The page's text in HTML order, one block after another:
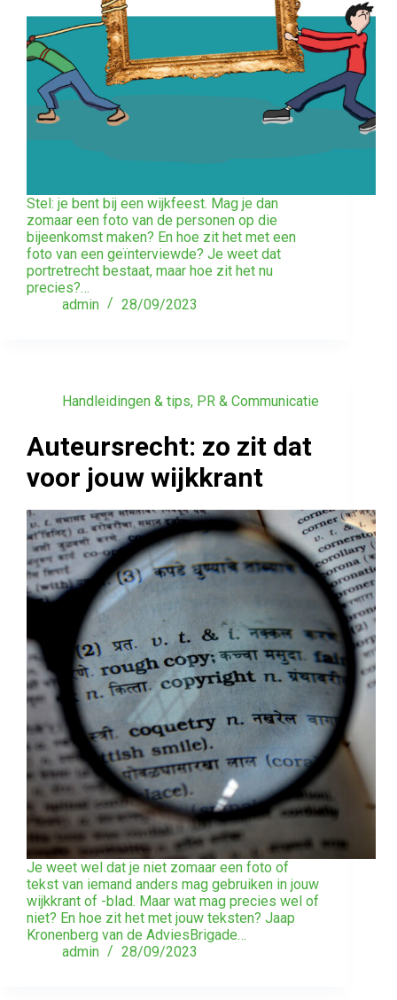
Stel: je bent bij een wijkfeest. Mag je dan
zomaar een foto van de personen op die
bijeenkomst maken? En hoe zit het met een
foto van een geïnterviewde? Je weet dat
portretrecht bestaat, maar hoe zit het nu
precies?…
admin
28/09/2023
Handleidingen & tips, PR & Communicatie
Auteursrecht: zo zit dat
voor jouw wijkkrant
Je weet wel dat je niet zomaar een foto of
tekst van iemand anders mag gebruiken in jouw
wijkkrant of -blad. Maar wat mag precies wel of
niet? En hoe zit het met jouw teksten? Jaap
Kronenberg van de AdviesBrigade…
admin
28/09/2023